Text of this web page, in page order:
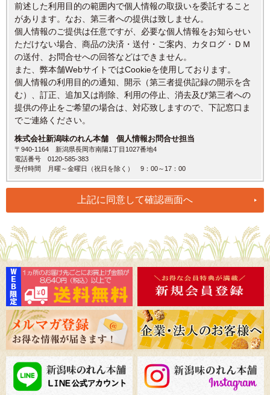
前述した利用目的の範囲内で個人情報の取扱いを委託すること
があります。なお、第三者への提供は致しません。
個人情報のご提供は任意ですが、必要な個人情報をお知らせい
ただけない場合、商品の決済・送付・ご案内、カタログ・ＤＭ
の送付、お問合せへの回答などはできません。
また、弊本舗WebサイトではCookieを使用しております。
個人情報の利用目的の通知、開示（第三者提供記録の開示を含
む）、訂正、追加又は削除、利用の停止、消去及び第三者への
提供の停止をご希望の場合は、対応致しますので、下記窓口ま
でご連絡ください。
株式会社新潟味のれん本舗 個人情報お問合せ担当
〒940-1164 新潟県長岡市南陽1丁目1027番地4
電話番号 0120-585-383
受付時間 月曜～金曜日（祝日を除く） 9：00～17：00